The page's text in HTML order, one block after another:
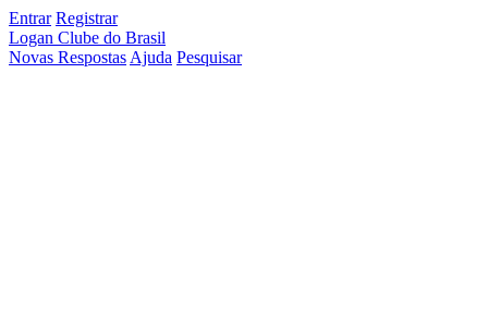
Entrar Registrar
Logan Clube do Brasil
Novas Respostas Ajuda Pesquisar